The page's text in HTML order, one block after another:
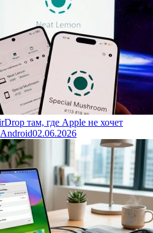
там, где Apple не хочет
02.06.2026